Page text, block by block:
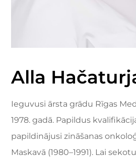
Alla
Ieguvusi ārsta grādu Rīgas
1978. gadā. Papildus
papildinājusi zināšanas
Maskavā (1980–1991). Lai